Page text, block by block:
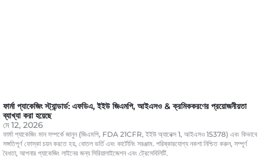
ফার্মা প্যাকেজিং স্ট্যান্ডার্ড: এফডিএ, ইইউ জিএমপি, আইএসও & ক্রমিককরণের প্রয়োজনীয়তা
ব্যাখ্যা করা হয়েছে
মে 12, 2026
ফার্মা প্যাকেজিং মান সম্পর্কে জানুন (জিএমপি, FDA 21CFR, ইইউ অ্যানেক্স 1, আইএসও 15378) এবং কিভাবে
সঙ্গতিপূর্ণ ফোস্কা চয়ন করতে হয়, বোতল ভর্তি এবং কার্টোনিং সরঞ্জাম. পরিষ্কারযোগ্য নকশা নিশ্চিত করুন, সম্পূর্ণ
বৈধতা, আপনার প্যাকেজিং লাইনের জন্য সিরিয়ালাইজেশন এবং ট্রেসেবিলিটি.